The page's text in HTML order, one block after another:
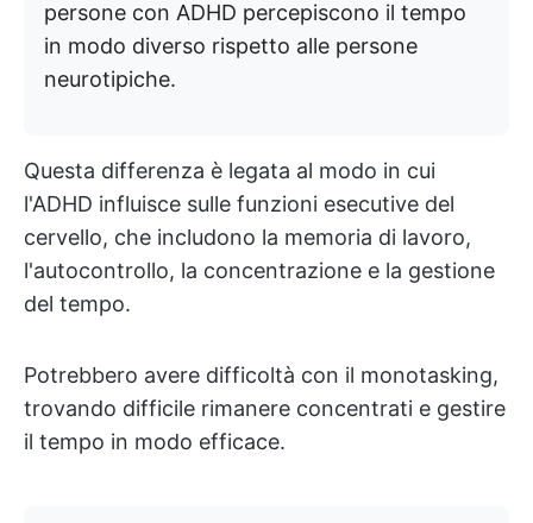
persone con ADHD percepiscono il tempo
in modo diverso rispetto alle persone
neurotipiche.
Questa differenza è legata al modo in cui
l'ADHD influisce sulle funzioni esecutive del
cervello, che includono la memoria di lavoro,
l'autocontrollo, la concentrazione e la gestione
del tempo.
Potrebbero avere difficoltà con il monotasking,
trovando difficile rimanere concentrati e gestire
il tempo in modo efficace.